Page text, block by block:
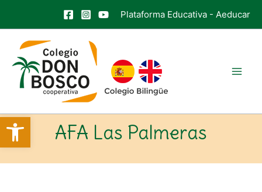
Abrir barra de herramientas
contenido
Plataforma Educativa - Aeducar
AFA Las Palmeras